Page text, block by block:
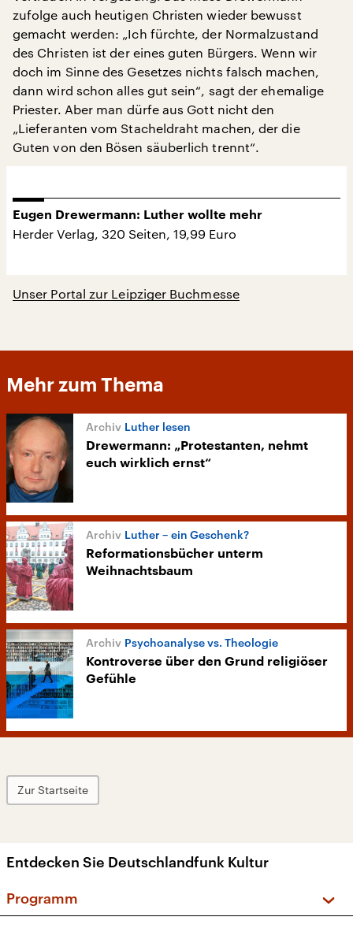
zufolge auch heutigen Christen wieder bewusst
gemacht werden: „Ich fürchte, der Normalzustand
des Christen ist der eines guten Bürgers. Wenn wir
doch im Sinne des Gesetzes nichts falsch machen,
dann wird schon alles gut sein“, sagt der ehemalige
Priester. Aber man dürfe aus Gott nicht den
„Lieferanten vom Stacheldraht machen, der die
Guten von den Bösen säuberlich trennt“.
Eugen Drewermann: Luther wollte mehr
Herder Verlag, 320 Seiten, 19,99 Euro
Unser Portal zur Leipziger Buchmesse
Mehr zum Thema
Luther lesen
Drewermann: „Protestanten, nehmt
euch wirklich ernst“
Luther – ein Geschenk?
Reformationsbücher unterm
Weihnachtsbaum
Psychoanalyse vs. Theologie
Kontroverse über den Grund religiöser
Gefühle
Zur Startseite
Entdecken Sie Deutschlandfunk Kultur
Programm